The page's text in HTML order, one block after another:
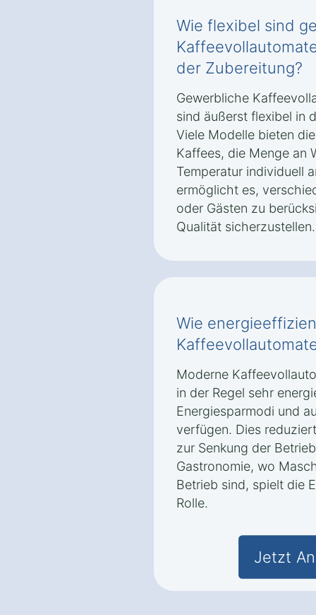
Wie flexibel sind
der Zubereitung?
Gewerbliche
sind äußerst flexibel in
Viele Modelle bieten
Kaffees, die Menge an
Temperatur individuell
ermöglicht es,
oder Gästen zu
Qualität sicherzustellen.
Wie
Moderne
in der Regel sehr
Energiesparmodi und
verfügen. Dies
zur Senkung der
Gastronomie, wo
Betrieb sind, spielt die
Rolle.
Jetzt